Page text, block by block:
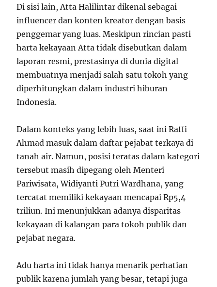
Di sisi lain, Atta Halilintar dikenal sebagai
influencer dan konten kreator dengan basis
penggemar yang luas. Meskipun rincian pasti
harta kekayaan Atta tidak disebutkan dalam
laporan resmi, prestasinya di dunia digital
membuatnya menjadi salah satu tokoh yang
diperhitungkan dalam industri hiburan
Indonesia.
Dalam konteks yang lebih luas, saat ini Raffi
Ahmad masuk dalam daftar pejabat terkaya di
tanah air. Namun, posisi teratas dalam kategori
tersebut masih dipegang oleh Menteri
Pariwisata, Widiyanti Putri Wardhana, yang
tercatat memiliki kekayaan mencapai Rp5,4
triliun. Ini menunjukkan adanya disparitas
kekayaan di kalangan para tokoh publik dan
pejabat negara.
Adu harta ini tidak hanya menarik perhatian
publik karena jumlah yang besar, tetapi juga